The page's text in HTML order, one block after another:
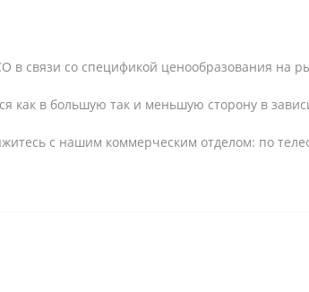
в связи со спецификой ценообразования на
как в большую так и меньшую сторону в
с нашим коммерческим отделом: по